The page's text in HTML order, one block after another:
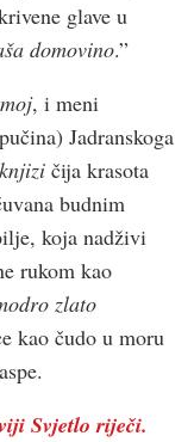
glave u
domovino.”
, i meni
Jadranskoga
knjizi čija krasota
budnim
koja nadživi
rukom kao
zlato
kao čudo u moru
Svjetlo riječi.